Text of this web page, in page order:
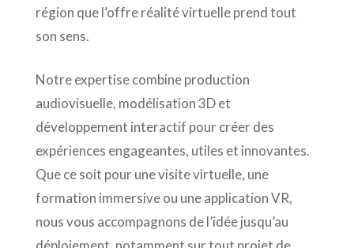
région que l’offre réalité virtuelle prend tout
son sens.
Notre expertise combine production
audiovisuelle, modélisation 3D et
développement interactif pour créer des
expériences engageantes, utiles et innovantes.
Que ce soit pour une visite virtuelle, une
formation immersive ou une application VR,
nous vous accompagnons de l’idée jusqu’au